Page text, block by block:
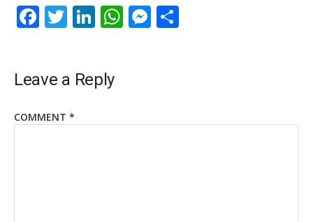
Facebook
Twitter
LinkedIn
WhatsApp
Messenger
Leave a Reply
COMMENT *